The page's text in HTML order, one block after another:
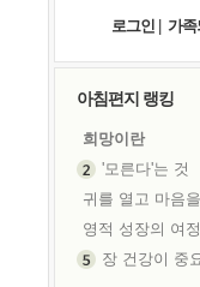
로그인
가족
아침편지 랭킹
희망이란
'모른다'는 것
영적 성장의 여정
장 건강이 중